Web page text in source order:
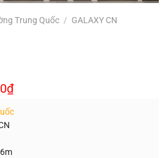
Trung Quốc / GALAXY CN
₫Giá
hiện
là: